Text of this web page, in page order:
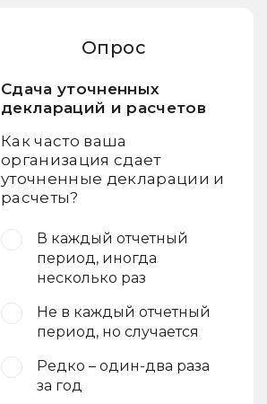
Опрос
Сдача уточненных
деклараций и расчетов
Как часто ваша
организация сдает
уточненные декларации и
расчеты?
В каждый отчетный
период, иногда
несколько раз
Не в каждый отчетный
период, но случается
Редко – один-два раза
за год